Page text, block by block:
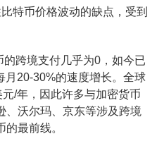
特币价格波动的缺点，受到
的跨境支付几乎为0，如今已
月20-30%的速度增长。全球
/年，因此许多与加密货币
、沃尔玛、京东等涉及跨境
最前线。